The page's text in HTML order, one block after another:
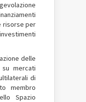
risorse per
delle
mercati
di
membro
Spazio